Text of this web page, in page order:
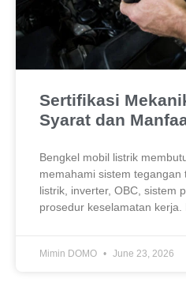
Sertifikasi
Syarat dan
Bengkel mobil listrik
memahami sistem
listrik, inverter, OBC, sistem
prosedur keselamatan
Mimin DOMO June 23, 2026